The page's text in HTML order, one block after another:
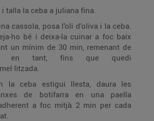
i talla la ceba a juliana fina.
cassola, posa l’oli d’oliva i la ceba.
ho bé i deixa-la cuinar a foc baix
un mínim de 30 min, remenant de
en tant, fins que quedi
la ceba estigui llesta, daura les
de botifarra en una paella
a foc mitjà 2 min per cada